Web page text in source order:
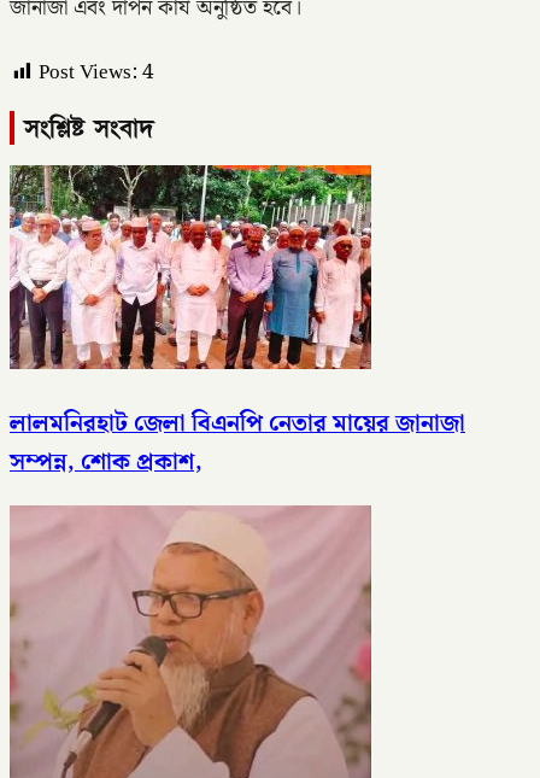
জানাজা এবং দাপন কার্য অনুষ্ঠিত হবে।
Post Views:4
সংশ্লিষ্ট সংবাদ
লালমনিরহাট জেলা বিএনপি নেতার মায়ের জানাজা
সম্পন্ন, শোক প্রকাশ,